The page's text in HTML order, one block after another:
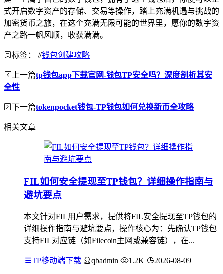
式开启数字资产的存储、交易等操作，踏上充满机遇与挑战的
加密货币之旅，在这个充满无限可能的世界里，愿你的数字资
产之路一帆风顺，收获满满。
标签： #钱包创建攻略
上一篇tp钱包app下载官网-钱包TP安全吗？深度剖析其安
全性
下一篇tokenpocket钱包-TP钱包如何兑换新币全攻略
相关文章
FIL如何安全提现至TP钱包？详细操作指南与
避坑要点
本文针对FIL用户需求，提供将FIL安全提现至TP钱包的
详细操作指南与避坑要点，操作核心为：先确认TP钱包
支持FIL对应链（如Filecoin主网或兼容链），在...
TP移动端下载 qbadmin 1.2K 2026-08-09